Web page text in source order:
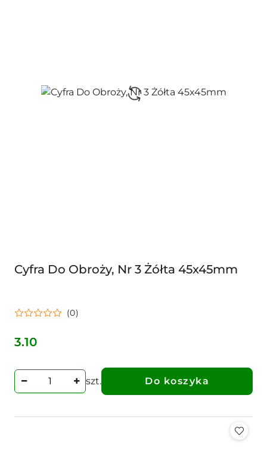
Cyfra Do Obroży, Nr 3 Żółta 45x45mm
(0)
Cena:
3.10
szt. Do koszyka